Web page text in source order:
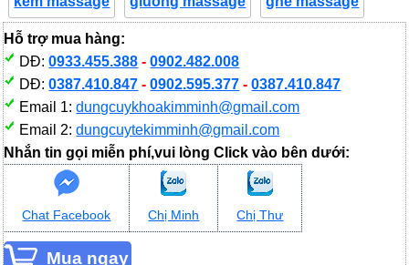
Hỗ trợ mua hàng:
DĐ:0933.455.388 -0902.482.008
DĐ:0387.410.847 -0902.595.377 -0387.410.847
Email 1:dungcuykhoakimminh@gmail.com
Email 2:dungcuytekimminh@gmail.com
Nhắn tin gọi miễn phí,vui lòng Click vào bên dưới:
Chat Facebook Chị Minh Chị Thư